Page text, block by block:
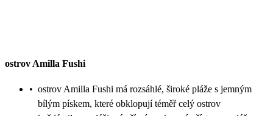
ostrov Amilla Fushi
• ostrov Amilla Fushi má rozsáhlé, široké pláže s jemným
bílým pískem, které obklopují téměř celý ostrov